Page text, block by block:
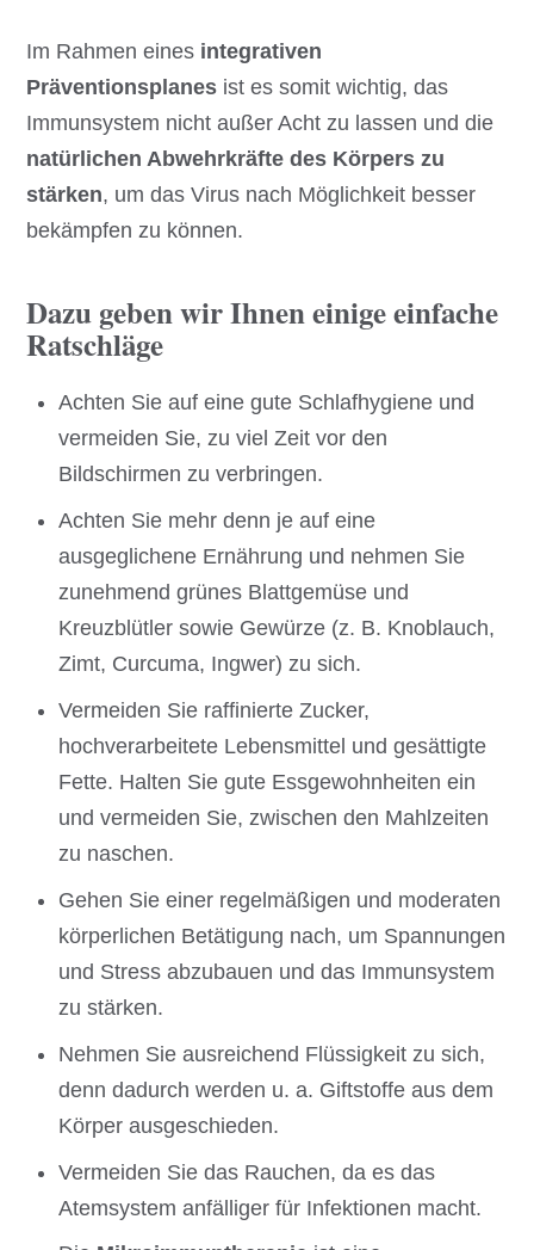
Im Rahmen eines integrativen
Präventionsplanes ist es somit wichtig, das
Immunsystem nicht außer Acht zu lassen und die
natürlichen Abwehrkräfte des Körpers zu
stärken, um das Virus nach Möglichkeit besser
bekämpfen zu können.
Dazu geben wir Ihnen einige einfache
Ratschläge
Achten Sie auf eine gute Schlafhygiene und
vermeiden Sie, zu viel Zeit vor den
Bildschirmen zu verbringen.
Achten Sie mehr denn je auf eine
ausgeglichene Ernährung und nehmen Sie
zunehmend grünes Blattgemüse und
Kreuzblütler sowie Gewürze (z. B. Knoblauch,
Zimt, Curcuma, Ingwer) zu sich.
Vermeiden Sie raffinierte Zucker,
hochverarbeitete Lebensmittel und gesättigte
Fette. Halten Sie gute Essgewohnheiten ein
und vermeiden Sie, zwischen den Mahlzeiten
zu naschen.
Gehen Sie einer regelmäßigen und moderaten
körperlichen Betätigung nach, um Spannungen
und Stress abzubauen und das Immunsystem
zu stärken.
Nehmen Sie ausreichend Flüssigkeit zu sich,
denn dadurch werden u. a. Giftstoffe aus dem
Körper ausgeschieden.
Vermeiden Sie das Rauchen, da es das
Atemsystem anfälliger für Infektionen macht.